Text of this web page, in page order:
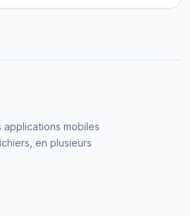
mobiles
en plusieurs